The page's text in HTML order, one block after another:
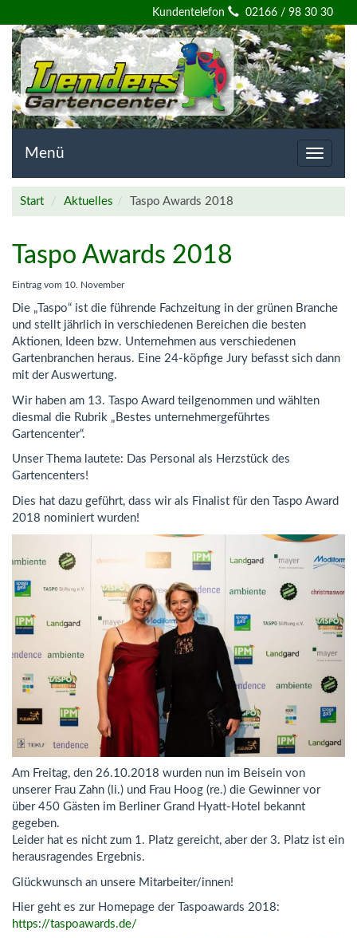
Willkommen
auf
der
Homepage
von
Lenders
Gartencenter
Kundentelefon 02166 / 98 30 30
Toggle
Menü
Start Aktuelles Taspo Awards 2018
Taspo Awards 2018
Eintrag vom 10. November
Die „Taspo“ ist die führende Fachzeitung in der grünen Branche
und stellt jährlich in verschiedenen Bereichen die besten
Aktionen, Ideen bzw. Unternehmen aus verschiedenen
Gartenbranchen heraus. Eine 24-köpfige Jury befasst sich dann
mit der Auswertung.
Wir haben am 13. Taspo Award teilgenommen und wählten
diesmal die Rubrik „Bestes unternehmergeführtes
Gartencenter“.
Unser Thema lautete: Das Personal als Herzstück des
Gartencenters!
Dies hat dazu geführt, dass wir als Finalist für den Taspo Award
2018 nominiert wurden!
Am Freitag, den 26.10.2018 wurden nun im Beisein von
unserer Frau Zahn (li.) und Frau Hoog (re.) die Gewinner vor
über 450 Gästen im Berliner Grand Hyatt-Hotel bekannt
gegeben.
Leider hat es nicht zum 1. Platz gereicht, aber der 3. Platz ist ein
herausragendes Ergebnis.
Glückwunsch an unsere Mitarbeiter/innen!
Hier geht es zur Homepage der Taspoawards 2018:
https://taspoawards.de/